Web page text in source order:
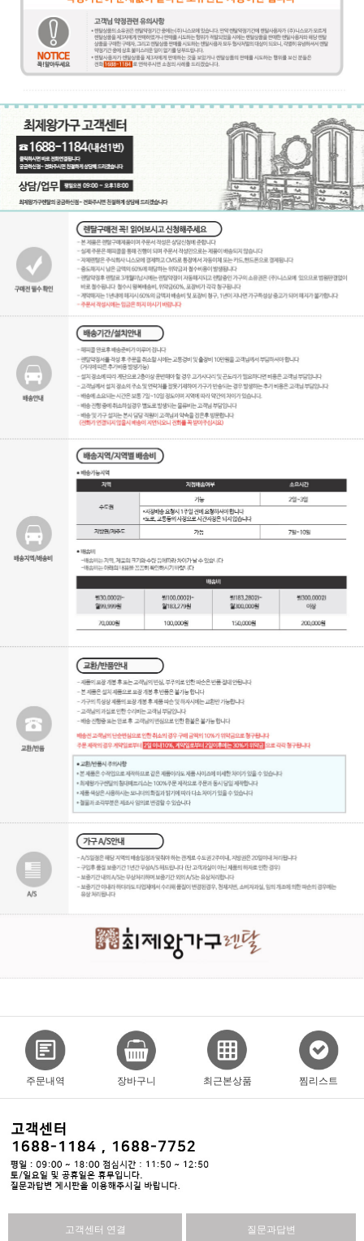
주문내역 장바구니 최근본상품 찜리스트
고객센터 연결 질문과답변